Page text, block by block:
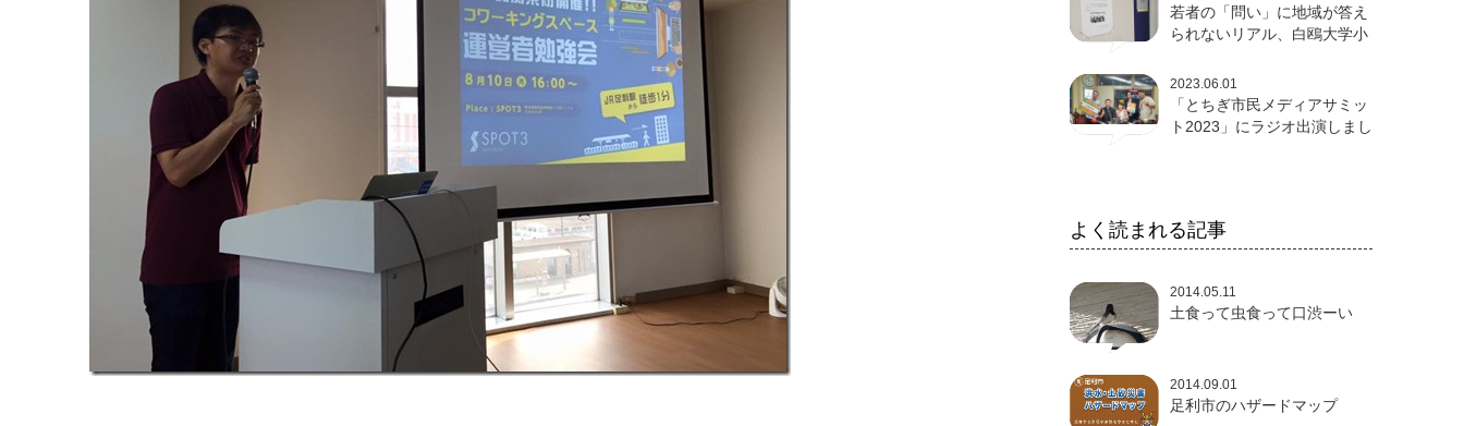
若者の「問い」に地域が答え
られないリアル、白鴎大学小
2023.06.01
「とちぎ市民メディアサミッ
ト2023」にラジオ出演しまし
よく読まれる記事
2014.05.11
土食って虫食って口渋ーい
2014.09.01
足利市のハザードマップ